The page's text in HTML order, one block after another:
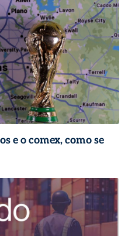
e o comex, como se